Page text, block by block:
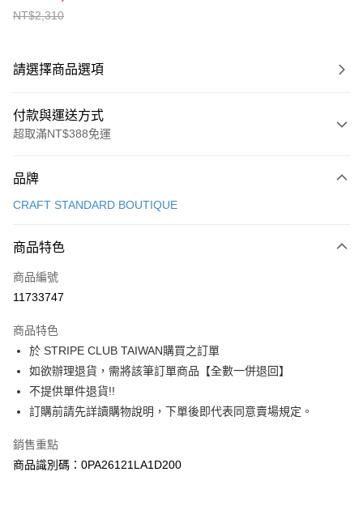
NT$2,310
請選擇商品選項
付款與運送方式
超取滿NT$388免運
信用卡一次付款
3 期 0 利率 每期
合作金庫商業銀行
上海商業儲蓄銀行
臺灣中小企業銀行
匯豐（台灣）商業銀行
華泰商業銀行
聯邦商業銀行
遠東國際商業銀行
元大商業銀行
玉山商業銀行
星展（台灣）商業銀行
台灣樂天信用卡公司
超商取貨付款
LINE Pay
Apple Pay
街口支付
悠遊付
大哥付你分期
相關說明
品牌
CRAFT STANDARD BOUTIQUE
商品特色
商品編號
11733747
商品特色
於 STRIPE CLUB TAIWAN購買之訂單
如欲辦理退貨，需將該筆訂單商品【全數一併退回】
不提供單件退貨!!
訂購前請先詳讀購物說明，下單後即代表同意賣場規定。
銷售重點
商品識別碼：0PA26121LA1D200